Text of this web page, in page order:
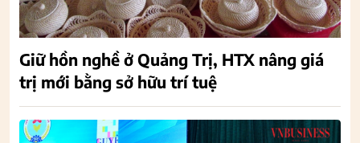
Giữ hồn nghề ở Quảng Trị, HTX nâng giá
trị mới bằng sở hữu trí tuệ